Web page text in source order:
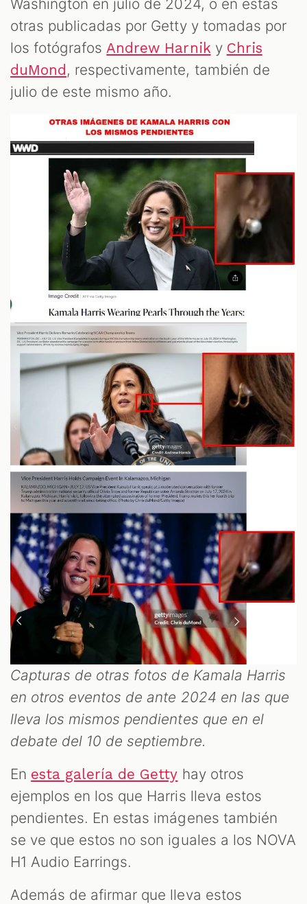
Washington en julio de 2024, o en estas
otras publicadas por Getty y tomadas por
los fotógrafos Andrew Harnik y Chris
duMond , respectivamente, también de
julio de este mismo año.
Capturas de otras fotos de Kamala Harris
en otros eventos de ante 2024 en las que
lleva los mismos pendientes que en el
debate del 10 de septiembre.
En esta galería de Getty hay otros
ejemplos en los que Harris lleva estos
pendientes. En estas imágenes también
se ve que estos no son iguales a los NOVA
H1 Audio Earrings.
Además de afirmar que lleva estos